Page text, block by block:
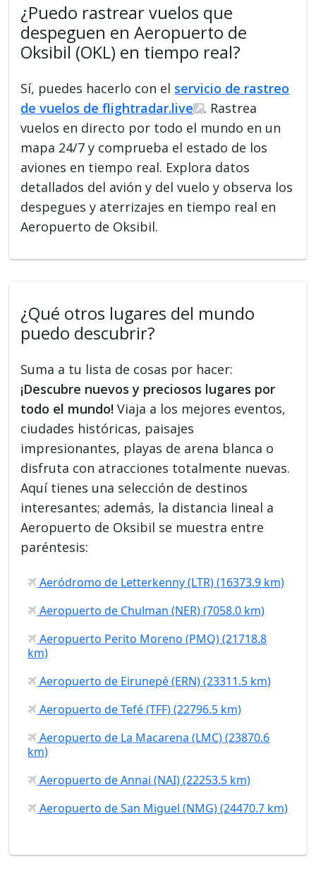
¿Puedo rastrear vuelos que
despeguen en Aeropuerto de
Oksibil (OKL) en tiempo real?
Sí, puedes hacerlo con el servicio de rastreo
de vuelos de flightradar.live
. Rastrea
vuelos en directo por todo el mundo en un
mapa 24/7 y comprueba el estado de los
aviones en tiempo real. Explora datos
detallados del avión y del vuelo y observa los
despegues y aterrizajes en tiempo real en
Aeropuerto de Oksibil.
¿Qué otros lugares del mundo
puedo descubrir?
Suma a tu lista de cosas por hacer:
¡Descubre nuevos y preciosos lugares por
todo el mundo! Viaja a los mejores eventos,
ciudades históricas, paisajes
impresionantes, playas de arena blanca o
disfruta con atracciones totalmente nuevas.
Aquí tienes una selección de destinos
interesantes; además, la distancia lineal a
Aeropuerto de Oksibil se muestra entre
paréntesis:
Aeródromo de Letterkenny (LTR) (16373.9 km)
Aeropuerto de Chulman (NER) (7058.0 km)
Aeropuerto Perito Moreno (PMQ) (21718.8
km)
Aeropuerto de Eirunepé (ERN) (23311.5 km)
Aeropuerto de Tefé (TFF) (22796.5 km)
Aeropuerto de La Macarena (LMC) (23870.6
km)
Aeropuerto de Annai (NAI) (22253.5 km)
Aeropuerto de San Miguel (NMG) (24470.7 km)